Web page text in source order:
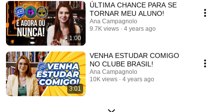
1:00
ÚLTIMA CHANCE PARA SE
TORNAR MEU ALUNO!
Ana Campagnolo
9.7K views
4 years ago
3:01
VENHA ESTUDAR COMIGO
NO CLUBE BRASIL!
Ana Campagnolo
10K views
4 years ago